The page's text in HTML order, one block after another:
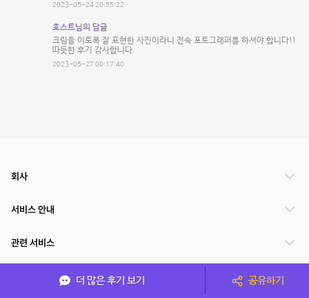
2023-05-24 20:55:22
호스트님의 답글
크림을 이토록 잘 표현한 사진이라니 전속 포토그래퍼를 하셔야 합니다!!
따듯한 후기 감사합니다.
2023-05-27 00:17:40
더 많은 후기 보기 공유하기
회사
서비스 안내
관련 서비스